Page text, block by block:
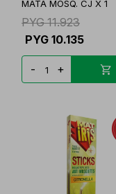
MATA MOSQ. CJ X 1
PYG 11.923
PYG 10.135
- +